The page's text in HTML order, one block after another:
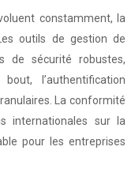
constamment, la
outils de gestion de
de sécurité robustes,
l’authentification
La conformité
internationales sur la
pour les entreprises